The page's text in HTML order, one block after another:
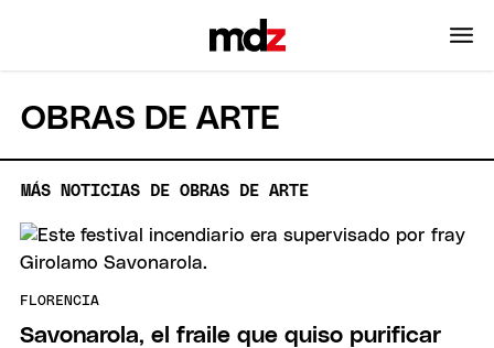
OBRAS DE ARTE
MÁS NOTICIAS DE OBRAS DE ARTE
FLORENCIA
Savonarola, el fraile que quiso purificar